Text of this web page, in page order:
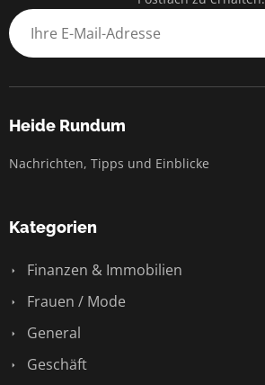
Heide Rundum
Nachrichten, Tipps und Einblicke
Kategorien
Finanzen & Immobilien
Frauen / Mode
General
Geschäft